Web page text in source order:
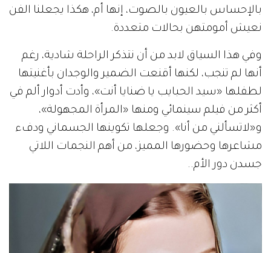
بالإحساس بالعيون بالصوت، إنها أم، هكذا يجعلنا الفن
نعيش أمومتهن بحالات متعددة.
وفي هذا السياق لابد من أن نتذكر الراحلة شادية، رغم
أنها لم تنجب، لكنها أقنعت الضمير والوجدان بأغنيتها
لطفلها «سيد الحبايب يا ضنايا أنت»، وأدت أدوار ألم في
أكثر من فيلم سينمائي ومنها «المرأة المجهولة»،
و«لاتسألني من أنا». وجعلها تكوينها الجسماني ودفء
مشاعرها وحضورها المميز، من أهم النجمات اللاتي
جسدن دور الأم..